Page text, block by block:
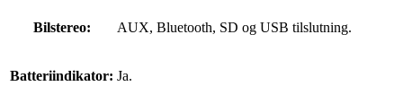
Bilstereo: AUX, Bluetooth, SD og USB tilslutning.
Batteriindikator: Ja.